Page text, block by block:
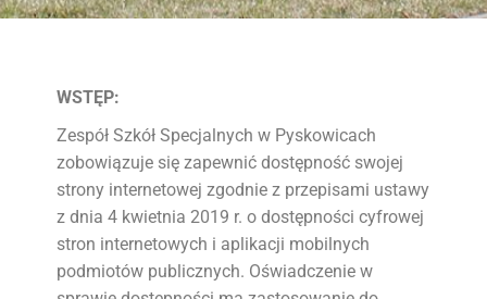
WSTĘP:
Zespół Szkół Specjalnych w Pyskowicach
zobowiązuje się zapewnić dostępność swojej
strony internetowej zgodnie z przepisami ustawy
z dnia 4 kwietnia 2019 r. o dostępności cyfrowej
stron internetowych i aplikacji mobilnych
podmiotów publicznych. Oświadczenie w